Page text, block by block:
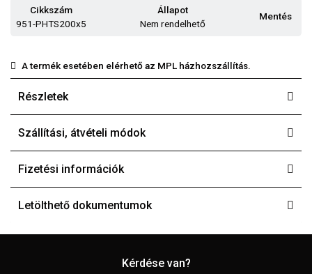
Cikkszám
951-PHTS200x5
Állapot
Nem rendelhető
Mentés
A termék esetében elérhető az MPL házhozszállítás.
Részletek
Szállítási, átvételi módok
Fizetési információk
Letölthető dokumentumok
Kérdése van?